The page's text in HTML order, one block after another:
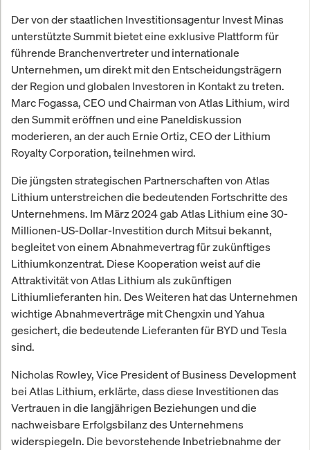
Der von der staatlichen Investitionsagentur Invest Minas
unterstützte Summit bietet eine exklusive Plattform für
führende Branchenvertreter und internationale
Unternehmen, um direkt mit den Entscheidungsträgern
der Region und globalen Investoren in Kontakt zu treten.
Marc Fogassa, CEO und Chairman von Atlas Lithium, wird
den Summit eröffnen und eine Paneldiskussion
moderieren, an der auch Ernie Ortiz, CEO der Lithium
Royalty Corporation, teilnehmen wird.
Die jüngsten strategischen Partnerschaften von Atlas
Lithium unterstreichen die bedeutenden Fortschritte des
Unternehmens. Im März 2024 gab Atlas Lithium eine 30-
Millionen-US-Dollar-Investition durch Mitsui bekannt,
begleitet von einem Abnahmevertrag für zukünftiges
Lithiumkonzentrat. Diese Kooperation weist auf die
Attraktivität von Atlas Lithium als zukünftigen
Lithiumlieferanten hin. Des Weiteren hat das Unternehmen
wichtige Abnahmeverträge mit Chengxin und Yahua
gesichert, die bedeutende Lieferanten für BYD und Tesla
sind.
Nicholas Rowley, Vice President of Business Development
bei Atlas Lithium, erklärte, dass diese Investitionen das
Vertrauen in die langjährigen Beziehungen und die
nachweisbare Erfolgsbilanz des Unternehmens
widerspiegeln. Die bevorstehende Inbetriebnahme der